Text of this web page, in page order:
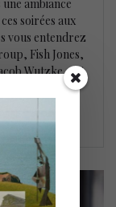
ambiance
soirées aux
vous entendrez
Fish Jones,
Wutzke 4tet,